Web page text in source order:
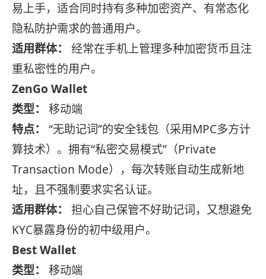
易上手，适合同时持有多种加密资产、有常态化
隐私防护需求的普通用户。
适用群体：
经常在手机上管理多种加密货币且注
重私密性的用户。
ZenGo Wallet
类型：
移动端
特点：
“无助记词”的安全钱包（采用MPC多方计
算技术）。拥有“私密交易模式”（Private
Transaction Mode），每次转账自动生成新地
址，且不强制要求实名认证。
适用群体：
担心自己保管不好助记词，又想避免
KYC暴露身份的初中级用户。
Best Wallet
类型：
移动端